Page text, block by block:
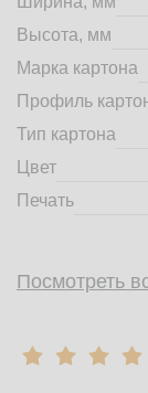
+7 (4832) 71-44-42
г. Брянск,
© 2014 - 2026 |
материалов с
Высота, мм
Марка картона
Профиль
Тип картона
Цвет
Печать
Посмотреть